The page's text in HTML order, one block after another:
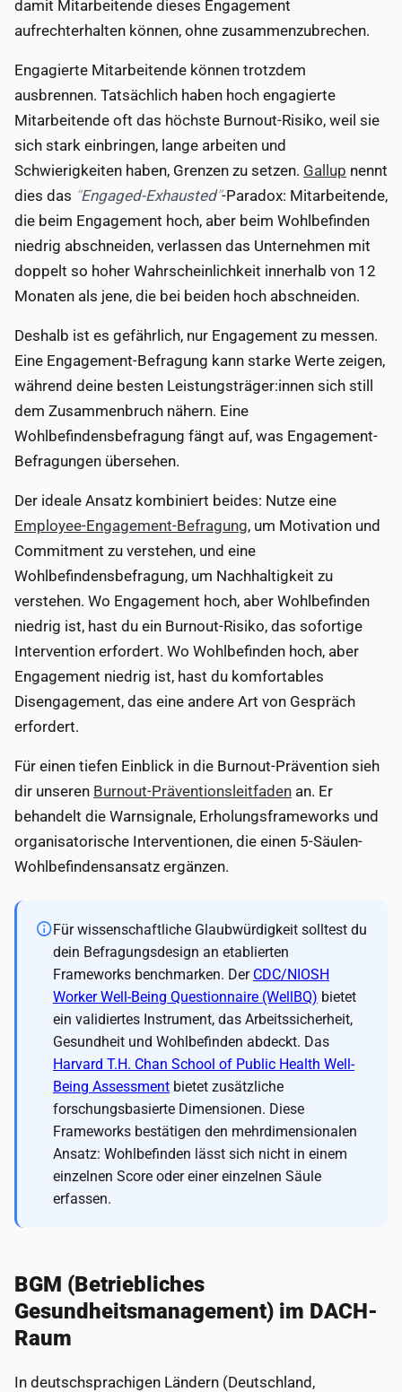
damit Mitarbeitende dieses Engagement
aufrechterhalten können, ohne zusammenzubrechen.
Engagierte Mitarbeitende können trotzdem
ausbrennen. Tatsächlich haben hoch engagierte
Mitarbeitende oft das höchste Burnout-Risiko, weil sie
sich stark einbringen, lange arbeiten und
Schwierigkeiten haben, Grenzen zu setzen. Gallup nennt
dies das Engaged-Exhausted -Paradox: Mitarbeitende,
die beim Engagement hoch, aber beim Wohlbefinden
niedrig abschneiden, verlassen das Unternehmen mit
doppelt so hoher Wahrscheinlichkeit innerhalb von 12
Monaten als jene, die bei beiden hoch abschneiden.
Deshalb ist es gefährlich, nur Engagement zu messen.
Eine Engagement-Befragung kann starke Werte zeigen,
während deine besten Leistungsträger:innen sich still
dem Zusammenbruch nähern. Eine
Wohlbefindensbefragung fängt auf, was Engagement-
Befragungen übersehen.
Der ideale Ansatz kombiniert beides: Nutze eine
Employee-Engagement-Befragung, um Motivation und
Commitment zu verstehen, und eine
Wohlbefindensbefragung, um Nachhaltigkeit zu
verstehen. Wo Engagement hoch, aber Wohlbefinden
niedrig ist, hast du ein Burnout-Risiko, das sofortige
Intervention erfordert. Wo Wohlbefinden hoch, aber
Engagement niedrig ist, hast du komfortables
Disengagement, das eine andere Art von Gespräch
erfordert.
Für einen tiefen Einblick in die Burnout-Prävention sieh
dir unseren Burnout-Präventionsleitfaden an. Er
behandelt die Warnsignale, Erholungsframeworks und
organisatorische Interventionen, die einen 5-Säulen-
Wohlbefindensansatz ergänzen.
Für wissenschaftliche Glaubwürdigkeit solltest du
dein Befragungsdesign an etablierten
Frameworks benchmarken. Der CDC/NIOSH
Worker Well-Being Questionnaire (WellBQ) bietet
ein validiertes Instrument, das Arbeitssicherheit,
Gesundheit und Wohlbefinden abdeckt. Das
Harvard T.H. Chan School of Public Health Well-
Being Assessment bietet zusätzliche
forschungsbasierte Dimensionen. Diese
Frameworks bestätigen den mehrdimensionalen
Ansatz: Wohlbefinden lässt sich nicht in einem
einzelnen Score oder einer einzelnen Säule
erfassen.
BGM (Betriebliches
Gesundheitsmanagement) im DACH-
Raum
In deutschsprachigen Ländern (Deutschland,